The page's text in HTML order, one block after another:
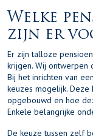
Welke
zijn er
Er zijn talloze
krijgen. Wij
Bij het inrichten van
keuzes mogelijk.
opgebouwd en hoe
Enkele belangrijke
De keuze tussen zelf